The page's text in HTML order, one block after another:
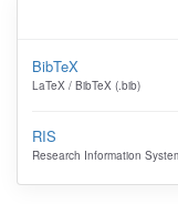
BibTeX
LaTeX / BibTeX (.bib)
RIS
Research Information